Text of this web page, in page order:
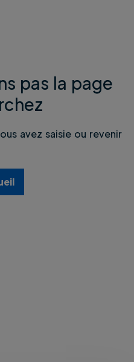
pas la page
avez saisie ou revenir